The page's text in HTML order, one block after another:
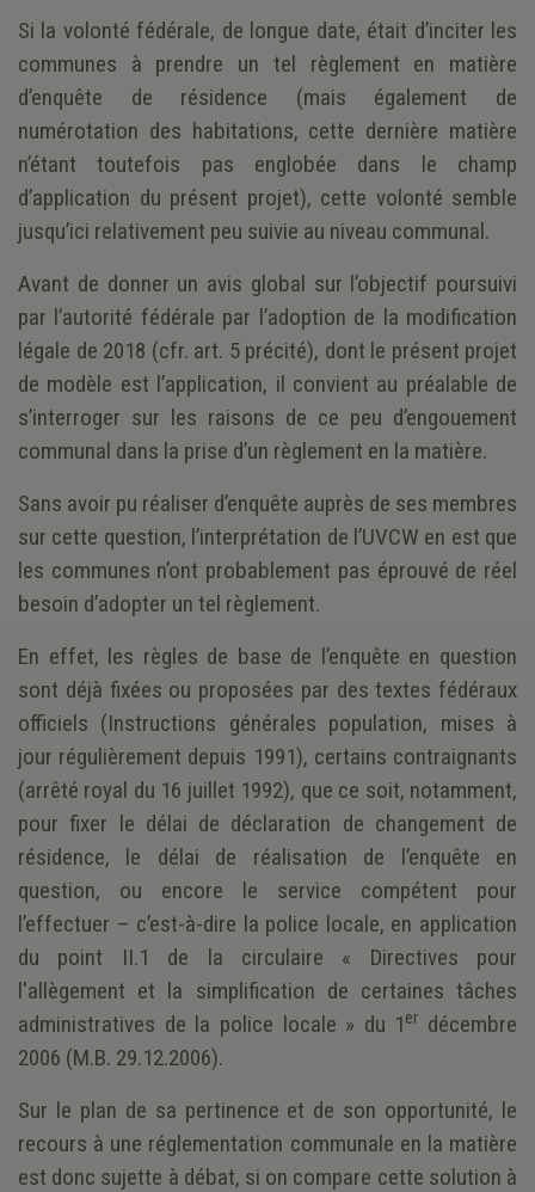
Si la volonté fédérale, de longue date, était d’inciter les
communes à prendre un tel règlement en matière
d’enquête de résidence (mais également de
numérotation des habitations, cette dernière matière
n’étant toutefois pas englobée dans le champ
d’application du présent projet), cette volonté semble
jusqu’ici relativement peu suivie au niveau communal.
Avant de donner un avis global sur l’objectif poursuivi
par l’autorité fédérale par l’adoption de la modification
légale de 2018 (cfr. art. 5 précité), dont le présent projet
de modèle est l’application, il convient au préalable de
s’interroger sur les raisons de ce peu d’engouement
communal dans la prise d’un règlement en la matière.
Sans avoir pu réaliser d’enquête auprès de ses membres
sur cette question, l’interprétation de l’UVCW en est que
les communes n’ont probablement pas éprouvé de réel
besoin d’adopter un tel règlement.
En effet, les règles de base de l’enquête en question
sont déjà fixées ou proposées par des textes fédéraux
officiels (Instructions générales population, mises à
jour régulièrement depuis 1991), certains contraignants
(arrêté royal du 16 juillet 1992), que ce soit, notamment,
pour fixer le délai de déclaration de changement de
résidence, le délai de réalisation de l’enquête en
question, ou encore le service compétent pour
l’effectuer – c’est-à-dire la police locale, en application
du point II.1 de la circulaire « Directives pour
l'allègement et la simplification de certaines tâches
administratives de la police locale » du 1er décembre
2006 (M.B. 29.12.2006).
Sur le plan de sa pertinence et de son opportunité, le
recours à une réglementation communale en la matière
est donc sujette à débat, si on compare cette solution à